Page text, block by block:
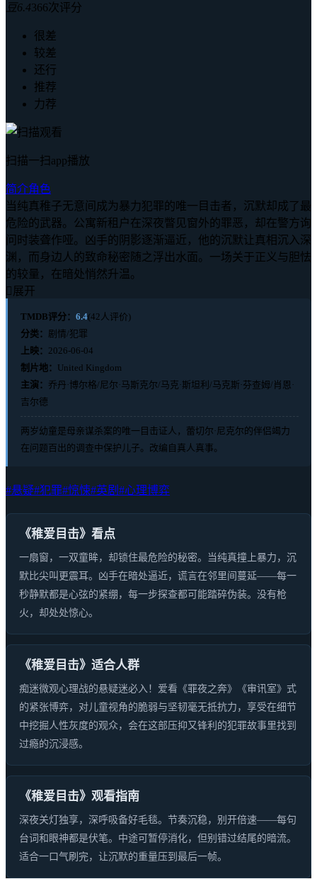
豆6.4366次评分
很差
较差
还行
推荐
力荐
扫描一扫app播放
简介角色
当纯真稚子无意间成为暴力犯罪的唯一目击者，沉默却成了最
危险的武器。公寓新租户在深夜瞥见窗外的罪恶，却在警方询
问时装聋作哑。凶手的阴影逐渐逼近，他的沉默让真相沉入深
渊，而身边人的致命秘密随之浮出水面。一场关于正义与胆怯
的较量，在暗处悄然升温。
 展开
TMDB评分： 6.4(42人评价)
分类：
剧情/犯罪
上映： 2026-06-04
制片地： United Kingdom
主演： 乔丹·博尔格/尼尔·马斯克尔/马克·斯坦利/马克斯·芬查姆/肖恩·
吉尔德
两岁幼童是母亲谋杀案的唯一目击证人，蕾切尔·尼克尔的伴侣竭力
在问题百出的调查中保护儿子。改编自真人真事。
#悬疑#犯罪#惊悚#英剧 #心理博弈
《稚爱目击》看点
一扇窗，一双童眸，却锁住最危险的秘密。当纯真撞上暴力，沉
默比尖叫更震耳。凶手在暗处逼近，谎言在邻里间蔓延——每一
秒静默都是心弦的紧绷，每一步探查都可能踏碎伪装。没有枪
火，却处处惊心。
《稚爱目击》适合人群
痴迷微观心理战的悬疑迷必入！爱看《罪夜之奔》《审讯室》式
的紧张博弈，对儿童视角的脆弱与坚韧毫无抵抗力，享受在细节
中挖掘人性灰度的观众，会在这部压抑又锋利的犯罪故事里找到
过瘾的沉浸感。
《稚爱目击》观看指南
深夜关灯独享，深呼吸备好毛毯。节奏沉稳，别开倍速——每句
台词和眼神都是伏笔。中途可暂停消化，但别错过结尾的暗流。
适合一口气刷完，让沉默的重量压到最后一帧。